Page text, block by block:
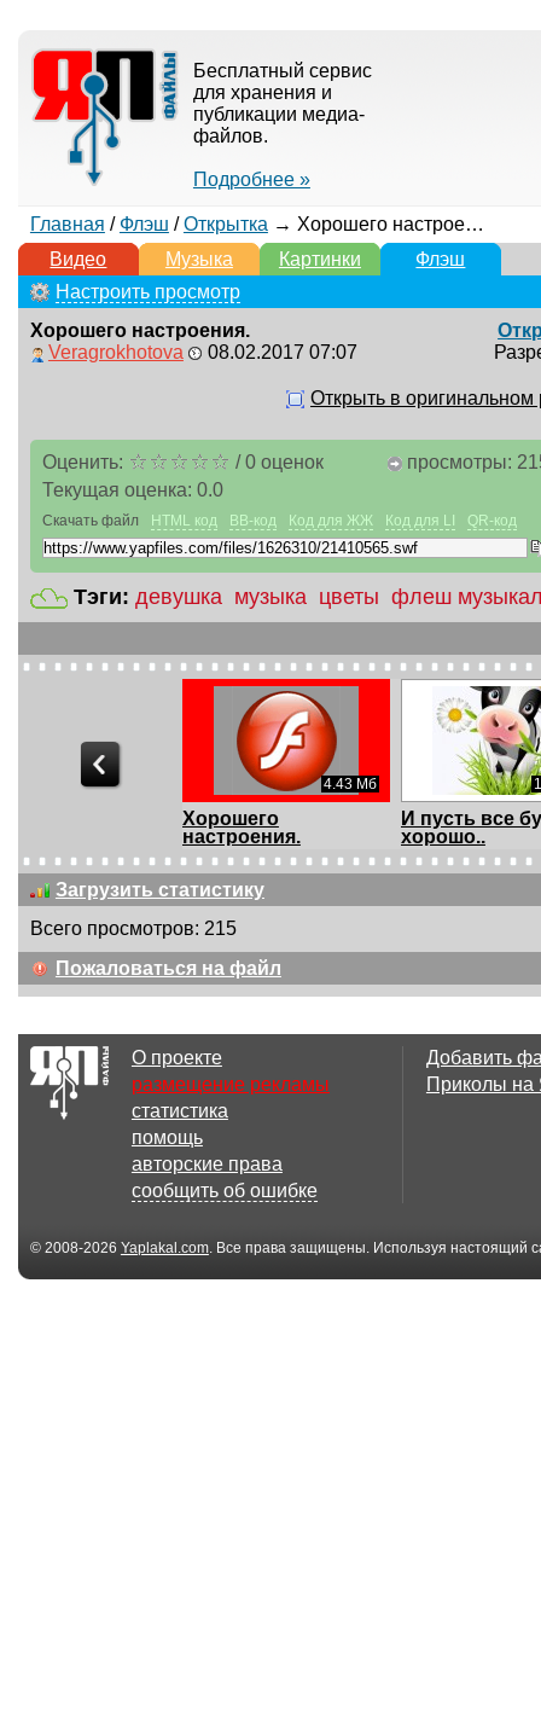
Бесплатный сервис
для хранения и
публикации медиа-
файлов.
Подробнее »
Главная / Флэш /Открытка → Хорошего настроения.
Видео
Музыка Картинки
Флэш
Настроить просмотр
Хорошего настроения.
Veragrokhotova
08.02.2017 07:07
Открыть в оригинальном
Оценить: /0оценок
Текущая оценка: 0.0
просмотры:
Скачать файл HTML код BB-код Код для ЖЖ Код для LI QR-код
Тэги: девушка музыка цветы флеш
4.43 Мб
Хорошего
настроения.
И пусть все
хорошо..
8.43 Мб
Как прекрасен этот
А не пора ли
Загрузить статистику
Всего просмотров: 215
Пожаловаться на файл
О проекте
размещение рекламы
статистика
помощь
авторские права
сообщить об ошибке
Добавить
Приколы
© 2008-2026 Yaplakal.com. Все права защищены. Используя настоящий